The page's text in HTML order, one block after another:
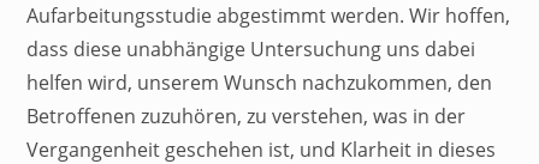
Aufarbeitungsstudie abgestimmt werden. Wir hoffen,
dass diese unabhängige Untersuchung uns dabei
helfen wird, unserem Wunsch nachzukommen, den
Betroffenen zuzuhören, zu verstehen, was in der
Vergangenheit geschehen ist, und Klarheit in dieses